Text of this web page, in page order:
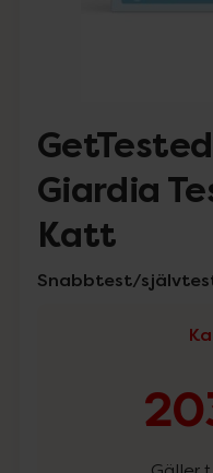
Giardia
Katt
Snabbtest/